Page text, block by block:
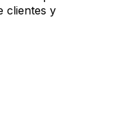
clientes y